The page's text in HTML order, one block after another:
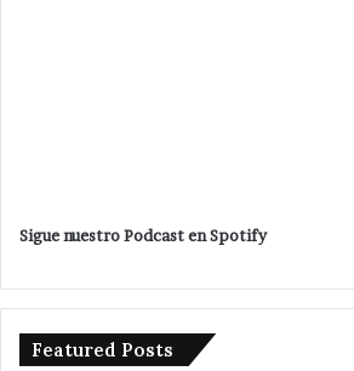
Sigue nuestro Podcast en Spotify
Featured Posts